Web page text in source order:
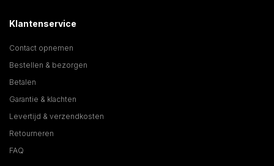
Klantenservice
Contact opnemen
Bestellen & bezorgen
Betalen
Garantie & klachten
Levertijd & verzendkosten
Retourneren
FAQ